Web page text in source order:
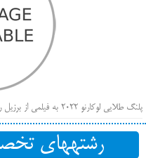
پلنگ طلایی لوکارنو ۲۰۲۲ به فیلمی از برزیل رسید
فهرست فیلم‌های بخش مسابقه جشنواره فیلم ونیز ۲۰۲۲ مشخص شد، سهم پررنگ
بیرون راندن فیلم‌های منتسب به حامیان
رشته‎های تخصصی در ارتباط با هنر